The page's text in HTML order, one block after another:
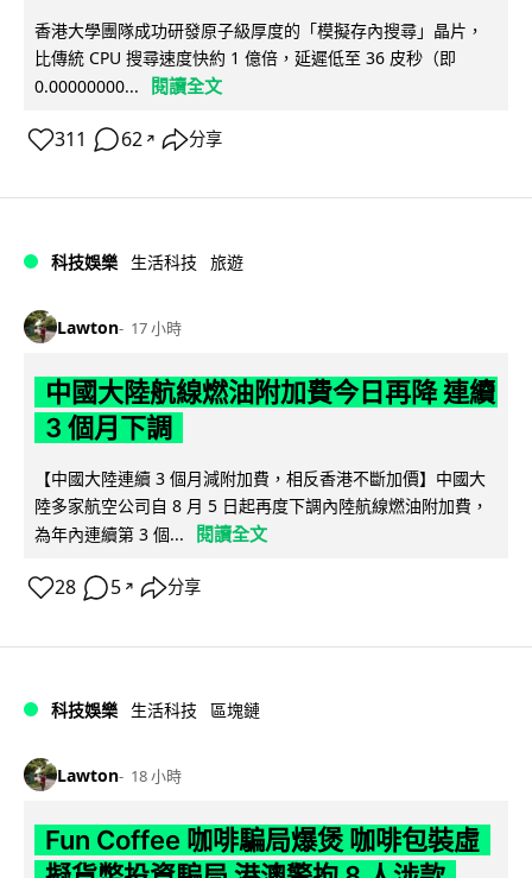
香港大學團隊成功研發原子級厚度的「模擬存內搜尋」晶片，
比傳統 CPU 搜尋速度快約 1 億倍，延遲低至 36 皮秒（即
0.00000000...
閱讀全文
311 62 ↗ 分享
科技娛樂 生活科技 旅遊
Lawton 17 小時
中國大陸航線燃油附加費今日再降 連續
3 個月下調
【中國大陸連續 3 個月減附加費，相反香港不斷加價】中國大
陸多家航空公司自 8 月 5 日起再度下調內陸航線燃油附加費，
為年內連續第 3 個...
閱讀全文
28 5 ↗ 分享
科技娛樂 生活科技 區塊鏈
Lawton 18 小時
Fun Coffee 咖啡騙局爆煲 咖啡包裝虛